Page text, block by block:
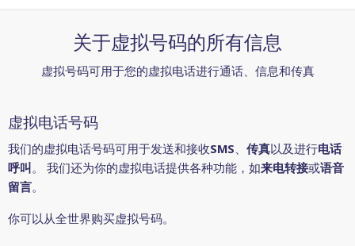
关于虚拟号码的所有信息
虚拟号码可用于您的虚拟电话进行通话、信息和传真
虚拟电话号码
我们的虚拟电话号码可用于发送和接收SMS 传真以及进行电话
呼叫。 我们还为你的虚拟电话提供各种功能，如来电转接或语音
留言。
你可以从全世界购买虚拟号码。